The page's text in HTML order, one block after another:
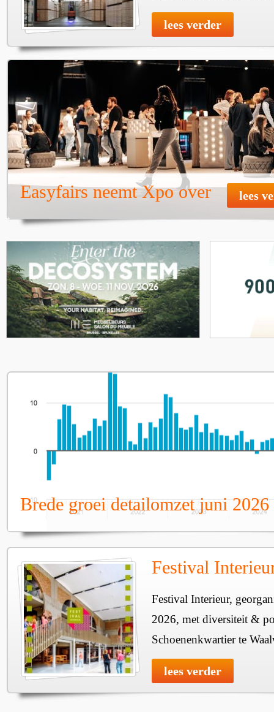
lees verder
Easyfairs neemt Xpo over lees
Brede groei detailomzet juni 2026
Festival
Festival Interieur,
2026, met diversiteit &
Schoenenkwartier te
lees verder